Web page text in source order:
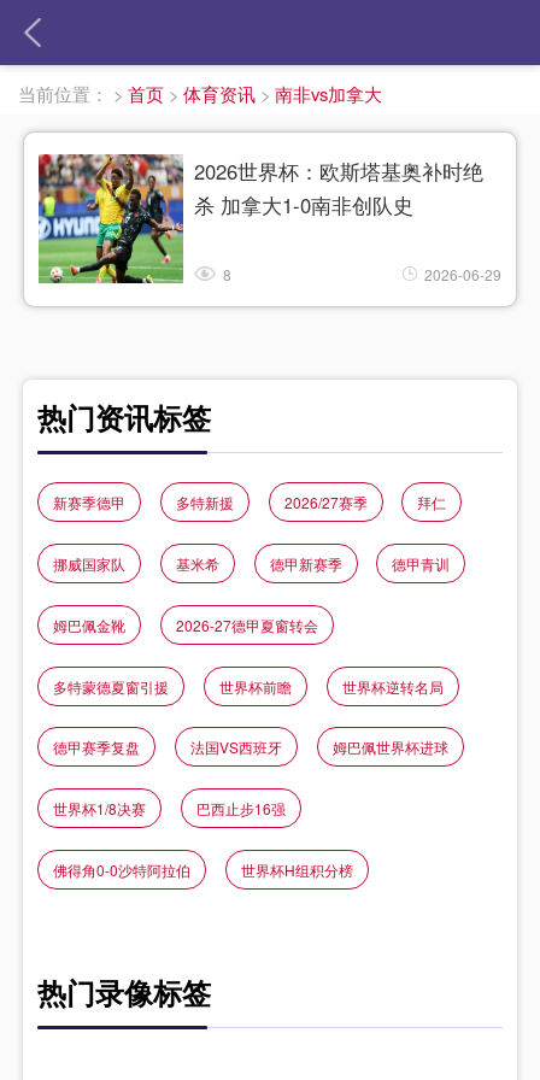
当前位置： > 首页 > 体育资讯 > 南非vs加拿大
2026世界杯：欧斯塔基奥补时绝
杀 加拿大1-0南非创队史
8 2026-06-29
热门资讯标签
新赛季德甲 多特新援 2026/27赛季 拜仁
挪威国家队 基米希 德甲新赛季 德甲青训
姆巴佩金靴 2026-27德甲夏窗转会
多特蒙德夏窗引援 世界杯前瞻 世界杯逆转名局
德甲赛季复盘 法国VS西班牙 姆巴佩世界杯进球
世界杯1/8决赛 巴西止步16强
佛得角0-0沙特阿拉伯 世界杯H组积分榜
热门录像标签